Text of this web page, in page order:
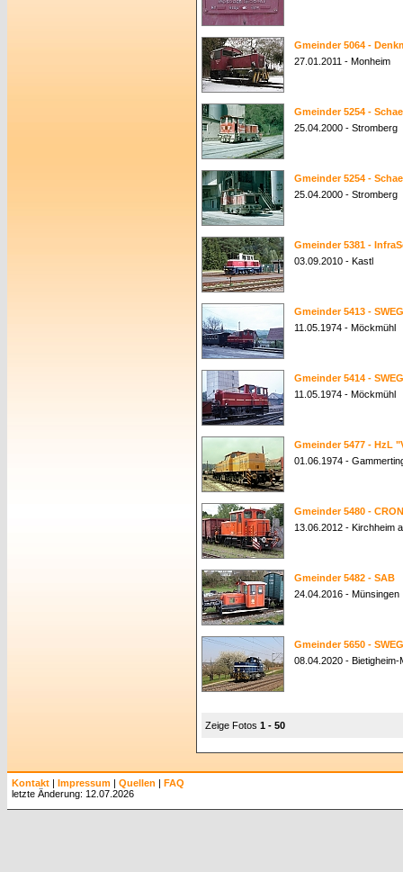
Gmeinder 5064 -
27.01.2011 - Monheim
Gmeinder 5254 -
25.04.2000 - Stromberg
Gmeinder 5254 -
25.04.2000 - Stromberg
Gmeinder 5381 -
03.09.2010 - Kastl
Gmeinder 5413 -
11.05.1974 - Möckmühl
Gmeinder 5414 -
11.05.1974 - Möckmühl
Gmeinder 5477 - HzL
01.06.1974 -
Gmeinder 5480 -
13.06.2012 - Kirchheim
Gmeinder 5482 - SAB
24.04.2016 - Münsingen
Gmeinder 5650 -
08.04.2020 -
Zeige Fotos 1 - 50
Kontakt | Impressum | Quellen | FAQ
letzte Änderung: 12.07.2026